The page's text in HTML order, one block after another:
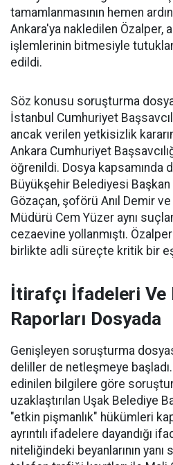
tamamlanmasının hemen
Ankara'ya nakledilen Özalper,
işlemlerinin bitmesiyle
edildi.
Söz konusu soruşturma
İstanbul Cumhuriyet
ancak verilen yetkisizlik
Ankara Cumhuriyet
öğrenildi. Dosya kapsamında
Büyükşehir Belediyesi Başkan
Gözaçan, şoförü Anıl Demir
Müdürü Cem Yüzer aynı
cezaevine yollanmıştı.
birlikte adli süreçte kritik bir
İtirafçı İfadeleri Ve
Raporları Dosyada
Genişleyen soruşturma
deliller de netleşmeye başladı.
edinilen bilgilere göre
uzaklaştırılan Uşak Belediye
"etkin pişmanlık" hükümleri
ayrıntılı ifadelere dayandığı
niteliğindeki beyanlarının yanı